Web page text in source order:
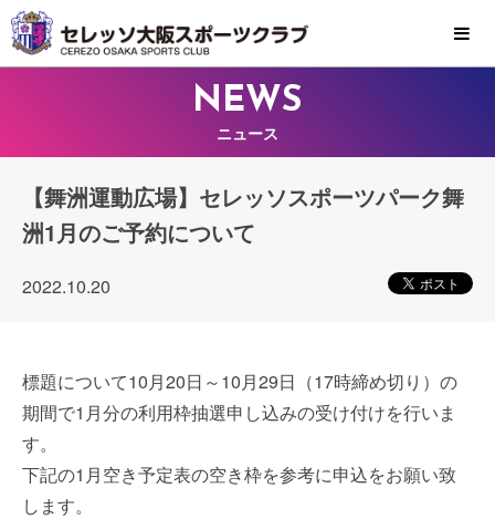
MENU
NEWS
ニュース
【舞洲運動広場】セレッソスポーツパーク舞
洲1月のご予約について
2022.10.20
標題について10月20日～10月29日（17時締め切り）の
期間で1月分の利用枠抽選申し込みの受け付けを行いま
す。
下記の1月空き予定表の空き枠を参考に申込をお願い致
します。